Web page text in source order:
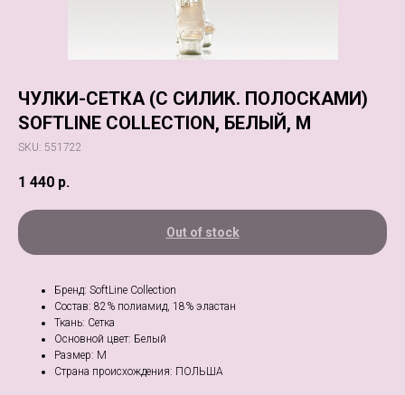
ЧУЛКИ-СЕТКА (C СИЛИК. ПОЛОСКАМИ)
SOFTLINE COLLECTION, БЕЛЫЙ, M
SKU: 551722
1 440 р.
Out of stock
Бренд: SoftLine Collection
Состав: 82% полиамид, 18% эластан
Ткань: Сетка
Основной цвет: Белый
Размер: M
Страна происхождения: ПОЛЬША